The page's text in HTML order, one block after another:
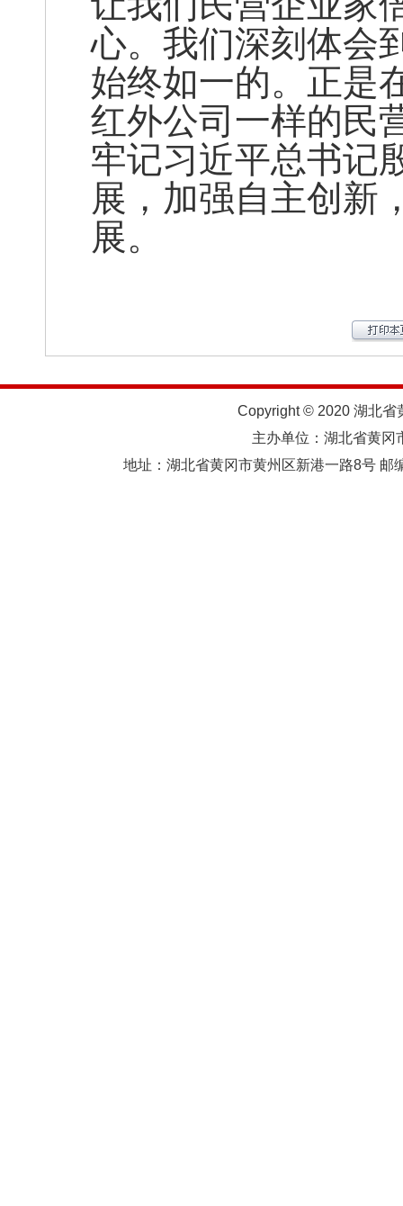
心。我们深刻体会
始终如一的。正是
红外公司一样的民
牢记习近平总书记
展，加强自主创新
展。
Copyright © 2020 湖北省
主办单位：湖北省黄
地址：湖北省黄冈市黄州区新港一路8号